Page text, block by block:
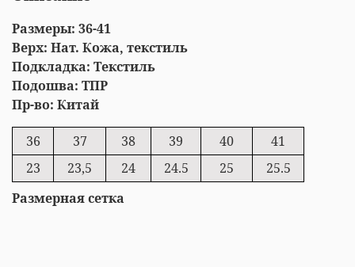
Размеры: 36-41
Верх: Нат. Кожа, текстиль
Подкладка: Текстиль
Подошва: ТПР
Пр-во: Китай
Размерная сетка
36 37 38 39 40
41
23
23,5 24 24.5 25 25.5